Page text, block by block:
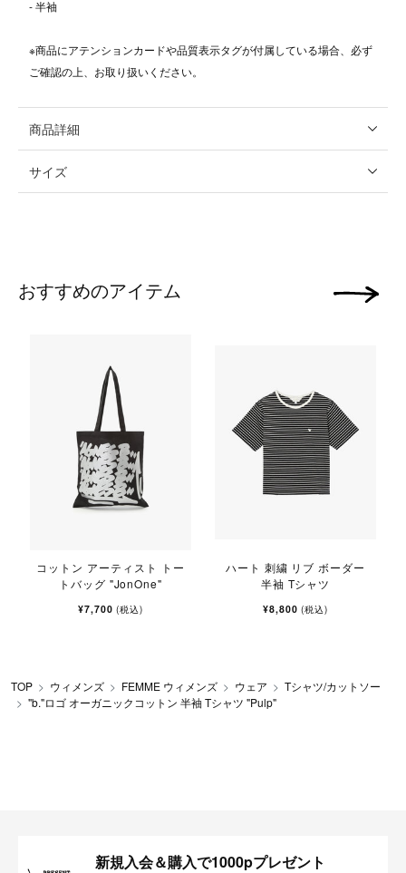
- 半袖
※商品にアテンションカードや品質表示タグが付属している場合、必ず
ご確認の上、お取り扱いください。
商品詳細
サイズ
おすすめのアイテム
コットン アーティスト トー
トバッグ "JonOne"
¥7,700(税込)
ハート 刺繍 リブ ボーダー
半袖 Tシャツ
¥8,800(税込)
次の画像
TOP ウィメンズ FEMME ウィメンズ ウェア
Tシャツ/カットソー
"b."ロゴ オーガニックコットン 半袖 Tシャツ "Pulp"
新規入会＆購入で1000pプレゼント